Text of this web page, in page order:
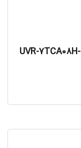
دستگاه ضبط تصویر آنالوگ ۸ کانال UVR-7TCA08H-